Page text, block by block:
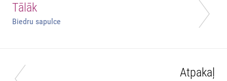
Tālāk
Biedru sapulce
Atpakaļ